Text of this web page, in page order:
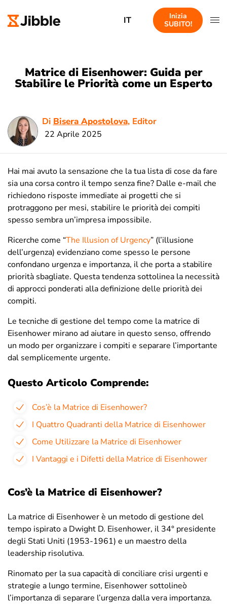
IT
Inizia
SUBITO!
Matrice di Eisenhower: Guida per
Stabilire le Priorità come un Esperto
Di Bisera Apostolova, Editor
22 Aprile 2025
Hai mai avuto la sensazione che la tua lista di cose da fare
sia una corsa contro il tempo senza fine? Dalle e-mail che
richiedono risposte immediate ai progetti che si
protraggono per mesi, stabilire le priorità dei compiti
spesso sembra un’impresa impossibile.
Ricerche come “The Illusion of Urgency” (l’illusione
dell’urgenza) evidenziano come spesso le persone
confondano urgenza e importanza, il che porta a stabilire
priorità sbagliate. Questa tendenza sottolinea la necessità
di approcci ponderati alla definizione delle priorità dei
compiti.
Le tecniche di gestione del tempo come la matrice di
Eisenhower mirano ad aiutare in questo senso, offrendo
un modo per organizzare i compiti e separare l’importante
dal semplicemente urgente.
Questo Articolo Comprende:
Cos’è la Matrice di Eisenhower?
I Quattro Quadranti della Matrice di Eisenhower
Come Utilizzare la Matrice di Eisenhower
I Vantaggi e i Difetti della Matrice di Eisenhower
Cos’è la Matrice di Eisenhower?
La matrice di Eisenhower è un metodo di gestione del
tempo ispirato a Dwight D. Eisenhower, il 34° presidente
degli Stati Uniti (1953-1961) e un maestro della
leadership risolutiva.
Rinomato per la sua capacità di conciliare crisi urgenti e
strategie a lungo termine, Eisenhower sottolineò
l’importanza di separare l’urgenza dalla vera importanza.